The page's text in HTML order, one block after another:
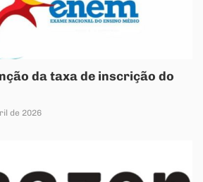
da taxa de inscrição do
de 2026